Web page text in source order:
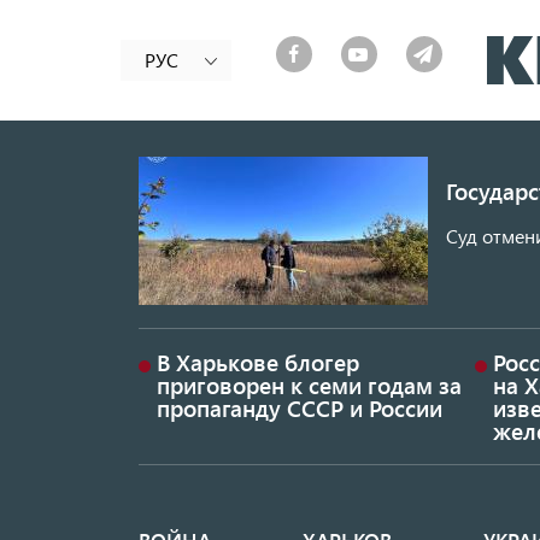
РУС
Суд
В Харькове блогер
приговорен к семи годам за
пропаганду СССР и России
на